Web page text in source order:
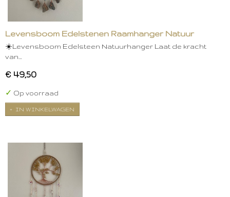
Levensboom Edelstenen Raamhanger Natuur
☀️Levensboom Edelsteen Natuurhanger Laat de kracht
van…
€ 49,50
✓ Op voorraad
IN WINKELWAGEN